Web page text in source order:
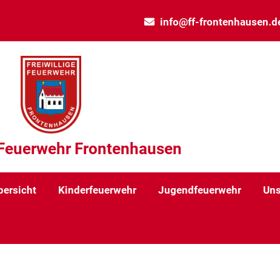
info@ff-
Frontenhausen
Kinderfeuerwehr Jugendfeuerwehr